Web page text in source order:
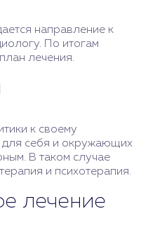
направление к
По итогам
лечения.
к своему
для себя и окружающих
В таком случае
и психотерапия.
лечение